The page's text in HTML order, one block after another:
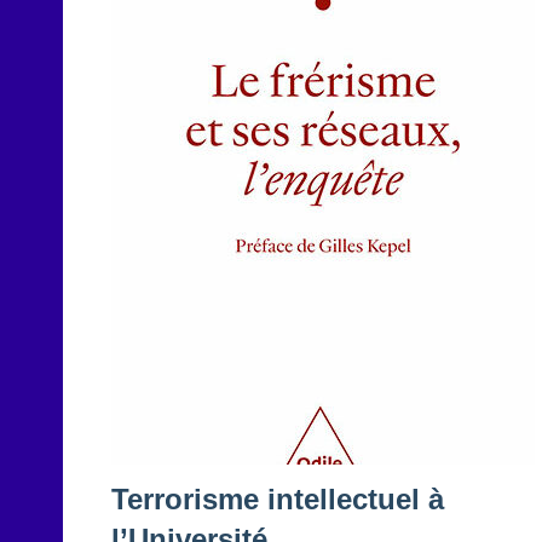
Terrorisme intellectuel à